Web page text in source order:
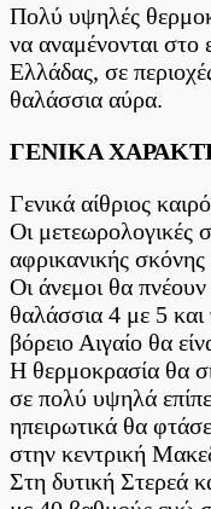
Πολύ υψηλές
να αναμένονται στο
Ελλάδας, σε
θαλάσσια αύρα.
ΓΕΝΙΚΑ
Γενικά αίθριος
Οι μετεωρολογικές
αφρικανικής
Οι άνεμοι θα
θαλάσσια 4 με 5
βόρειο Αιγαίο θα
Η θερμοκρασία θα
σε πολύ υψηλά
ηπειρωτικά θα
στην κεντρική
Στη δυτική Στερεά